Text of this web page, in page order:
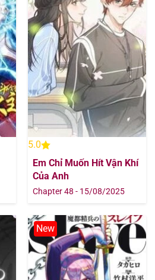
31/07/2025
31/07/2025
31/07/2025
31/07/2025
31/07/2025
31/07/2025
31/07/2025
31/07/2025
31/07/2025
5.0
Em Chỉ Muốn Hít Vận Khí
Của Anh
Chapter 48 - 15/08/2025
New